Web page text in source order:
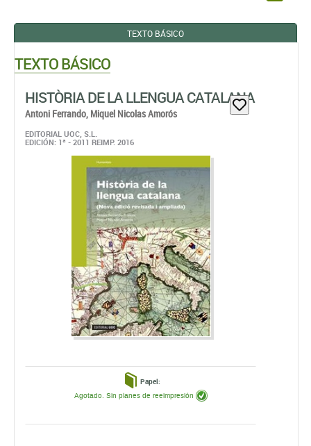
TEXTO BÁSICO
TEXTO BÁSICO
HISTÒRIA DE LA LLENGUA CATALANA
Antoni Ferrando, Miquel Nicolas Amorós
EDITORIAL UOC, S.L.
EDICIÓN: 1ª - 2011 REIMP. 2016
Papel:
Agotado. Sin planes de reeimpresión